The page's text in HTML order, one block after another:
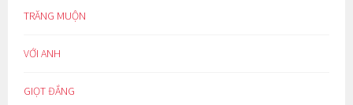
TRĂNG MUỘN
VỚI ANH
GIỌT ĐẮNG